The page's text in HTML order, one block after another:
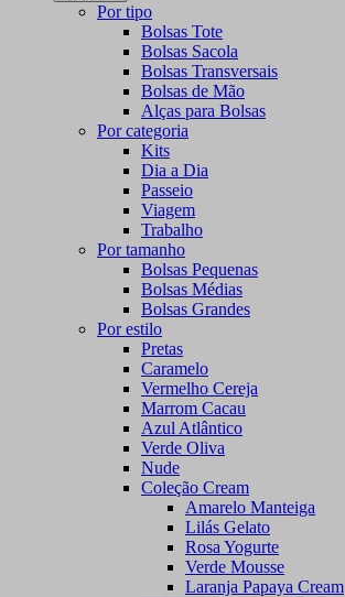
Por tipo
Bolsas Tote
Bolsas Sacola
Bolsas Transversais
Bolsas de Mão
Alças para Bolsas
Por categoria
Kits
Dia a Dia
Passeio
Viagem
Trabalho
Por tamanho
Bolsas Pequenas
Bolsas Médias
Bolsas Grandes
Por estilo
Pretas
Caramelo
Vermelho Cereja
Marrom Cacau
Azul Atlântico
Verde Oliva
Nude
Coleção Cream
Amarelo Manteiga
Lilás Gelato
Rosa Yogurte
Verde Mousse
Laranja Papaya Cream